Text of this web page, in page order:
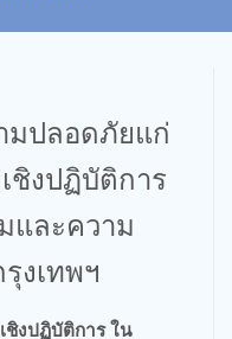
มปลอดภัยแก่
ชิงปฏิบัติการ
และความ
งเทพฯ
ชิงปฏิบัติการ ใน